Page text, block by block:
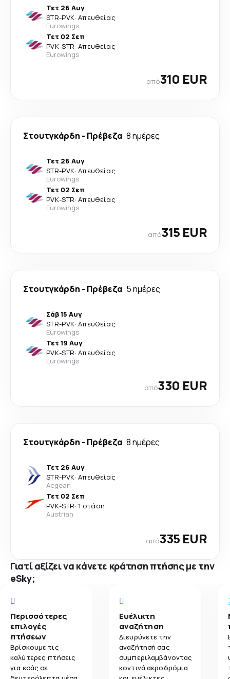
Τετ 26 Αυγ
STR-PVK· Απευθείας
Eurowings
Τετ 02 Σεπ
PVK-STR· Απευθείας
Eurowings
από310 EUR
Στουτγκάρδη - Πρέβεζα 8 ημέρες
Τετ 26 Αυγ
STR-PVK· Απευθείας
Eurowings
Τετ 02 Σεπ
PVK-STR· Απευθείας
Eurowings
από315 EUR
Στουτγκάρδη - Πρέβεζα 5 ημέρες
Σάβ 15 Αυγ
STR-PVK· Απευθείας
Eurowings
Τετ 19 Αυγ
PVK-STR· Απευθείας
Eurowings
από330 EUR
Στουτγκάρδη - Πρέβεζα 8 ημέρες
Τετ 26 Αυγ
STR-PVK· Απευθείας
Aegean
Τετ 02 Σεπ
PVK-STR· 1 στάση
Austrian
από335 EUR
Γιατί αξίζει να κάνετε κράτηση πτήσης με την
eSky;
Περισσότερες
επιλογές
πτήσεων
Βρίσκουμε τις
καλύτερες πτήσεις
για εσάς σε
Ευέλικτη
αναζήτηση
Διευρύνετε την
αναζήτησή σας
συμπεριλαμβάνοντας
κοντινά αεροδρόμια